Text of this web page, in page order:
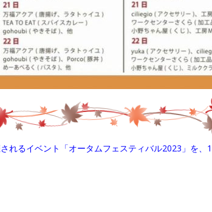
れるイベント「オータムフェスティバル2023」を、